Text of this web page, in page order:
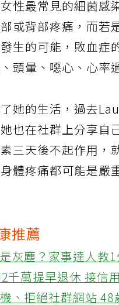
性最常見的細菌感
或背部疼痛，而若
生的可能，敗血症
頭暈、噁心、心率
她的生活，過去
也在社群上分享自
三天後不起作用，
體疼痛都可能是嚴
推薦
灰塵？家事達人教
萬提早退休 接信